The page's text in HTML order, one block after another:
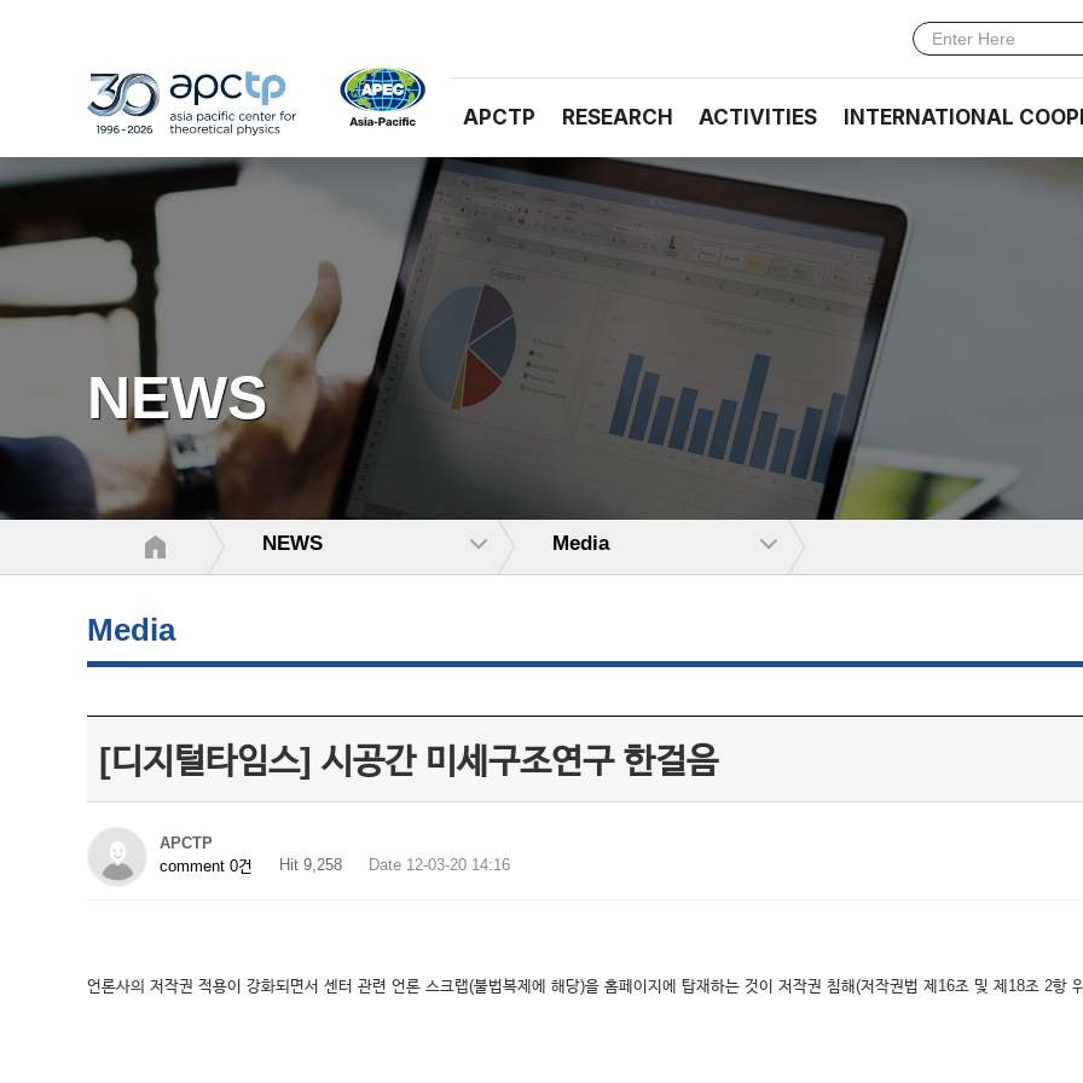
APCTP RESEARCH ACTIVITIES INTERNATIONAL
NEWS
NEWS Media
Media
[디지털타임스] 시공간 미세구조연구 한걸음
APCTP
comment 0건
Hit 9,258 Date 12-03-20 14:16
언론사의 저작권 적용이 강화되면서 센터 관련 언론 스크랩(불법복제에 해당)을 홈페이지에 탑재하는 것이 저작권 침해(저작권법 제16조 및 제18조 2항